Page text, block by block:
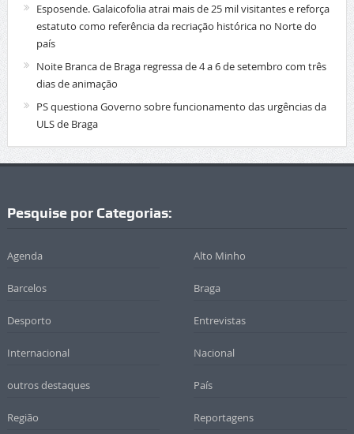
Esposende. Galaicofolia atrai mais de 25 mil visitantes e reforça
estatuto como referência da recriação histórica no Norte do
país
Noite Branca de Braga regressa de 4 a 6 de setembro com três
dias de animação
PS questiona Governo sobre funcionamento das urgências da
ULS de Braga
Pesquise por Categorias:
Agenda Alto Minho
Barcelos Braga
Desporto Entrevistas
Internacional Nacional
outros destaques País
Região Reportagens